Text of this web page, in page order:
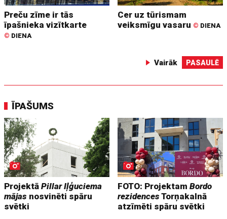
Preču zīme ir tās
īpašnieka vizītkarte
© DIENA
Cer uz tūrismam
veiksmīgu vasaru © DIENA
Vairāk PASAULĒ
ĪPAŠUMS
ProjektāPillar Iļģuciema
mājas nosvinēti spāru
svētki
FOTO: ProjektamBordo
rezidencesTorņakalnā
atzīmēti spāru svētki